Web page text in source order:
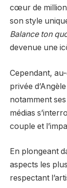
cœur de
son style
Balance ton
devenue une
Cependant,
privée
notamment
médias
couple et
En plongeant
aspects les
respectant